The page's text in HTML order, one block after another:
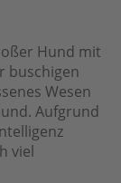
Hund mit
buschigen
Wesen
Aufgrund
viel